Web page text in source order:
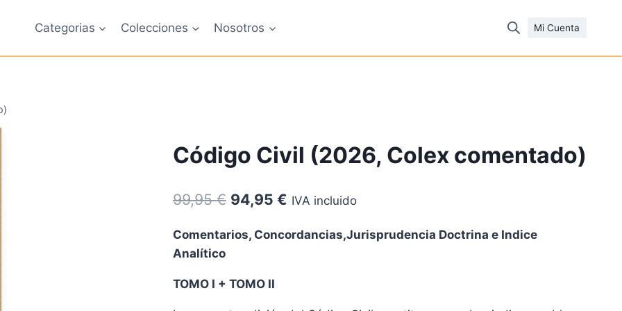
Categorias Colecciones Nosotros Mi Cuenta
Código Civil (2026, Colex comentado)
99,95€ El
original
99,95 €.
94,95 €El
actual
IVA incluido
Comentarios, Concordancias,Jurisprudencia Doctrina e Indice
Analítico
TOMO I + TOMO II